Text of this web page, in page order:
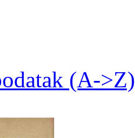
(A->Z)